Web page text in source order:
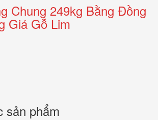
Chung 249kg Bằng Đồng
Giá Gỗ Lim
sản phẩm